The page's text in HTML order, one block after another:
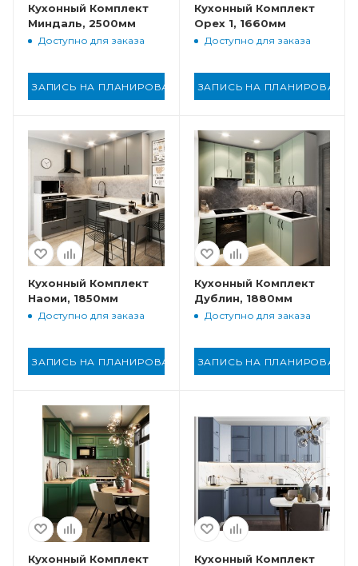
Кухонный Комплект
Миндаль, 2500мм
Доступно для заказа
ЗАПИСЬ НА ПЛАНИРОВАНИЕ
Кухонный Комплект
Орех 1, 1660мм
Доступно для заказа
ЗАПИСЬ НА ПЛАНИРОВАНИЕ
Кухонный Комплект
Наоми, 1850мм
Доступно для заказа
ЗАПИСЬ НА ПЛАНИРОВАНИЕ
Кухонный Комплект
Дублин, 1880мм
Доступно для заказа
ЗАПИСЬ НА ПЛАНИРОВАНИЕ
Кухонный Комплект
Кухонный Комплект